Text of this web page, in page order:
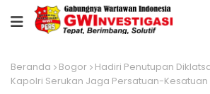
Beranda Bogor
Hadiri Penutupan
Kapolri Serukan Jaga Persatuan-Kesatuan